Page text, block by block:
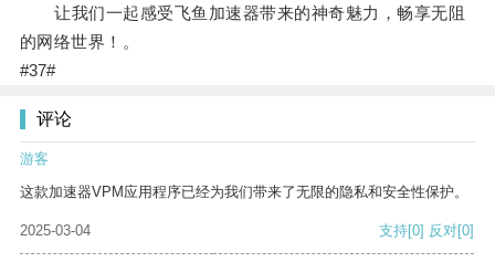
让我们一起感受飞鱼加速器带来的神奇魅力，畅享无阻
的网络世界！。
#37#
评论
游客
这款加速器VPM应用程序已经为我们带来了无限的隐私和安全性保护。
2025-03-04 支持[0] 反对[0]